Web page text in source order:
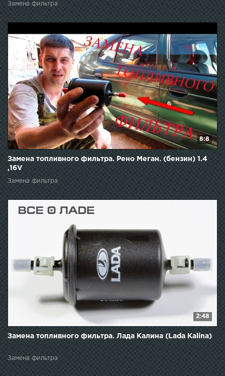
Замена фильтра
8:8
Замена топливного фильтра. Рено Меган. (бензин) 1.4
,16V
Замена фильтра
2:48
Замена топливного фильтра. Лада Калина (Lada Kalina)
Замена фильтра